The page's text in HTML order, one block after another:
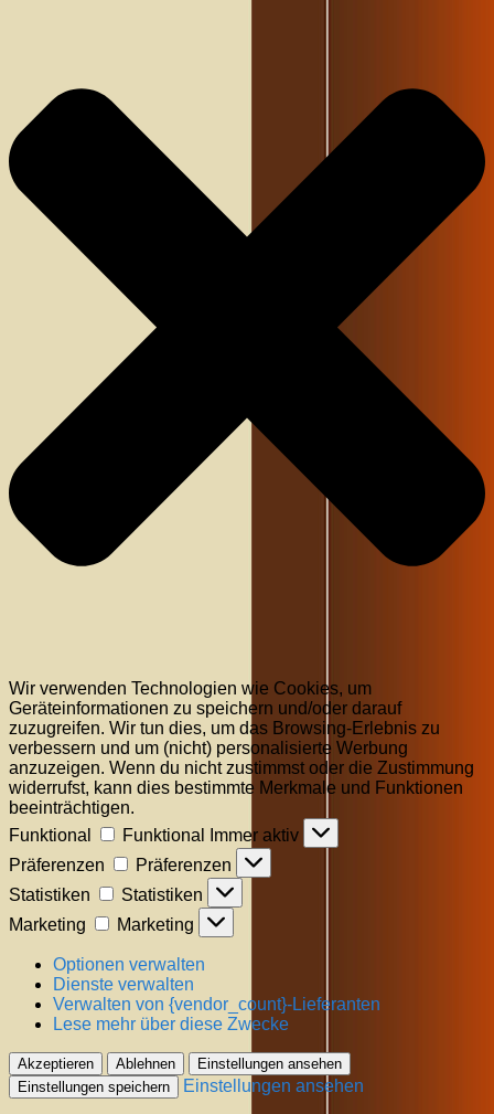
Wir verwenden Technologien wie Cookies, um
Geräteinformationen zu speichern und/oder darauf
zuzugreifen. Wir tun dies, um das Browsing-Erlebnis zu
verbessern und um (nicht) personalisierte Werbung
anzuzeigen. Wenn du nicht zustimmst oder die Zustimmung
widerrufst, kann dies bestimmte Merkmale und Funktionen
beeinträchtigen.
Funktional
Funktional
Immer aktiv
Präferenzen
Präferenzen
Statistiken
Statistiken
Marketing
Marketing
Optionen verwalten
Dienste verwalten
Verwalten von {vendor_count}-Lieferanten
Lese mehr über diese Zwecke
Akzeptieren Ablehnen
Einstellungen ansehen
Einstellungen speichern
Einstellungen ansehen